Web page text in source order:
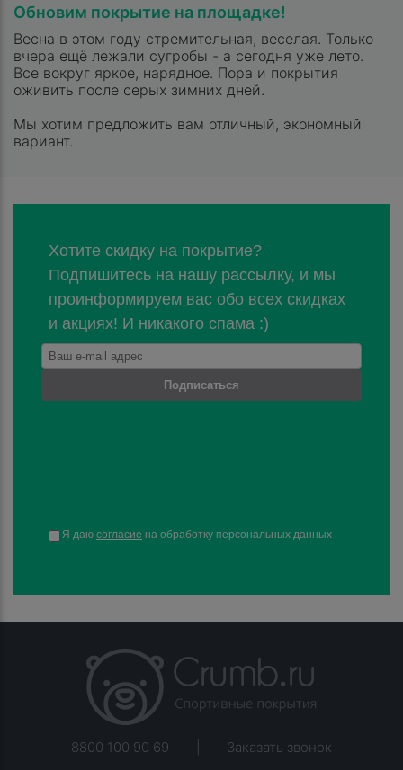
Обновим покрытие на площадке!
Весна в этом году стремительная, веселая. Только
вчера ещё лежали сугробы - а сегодня уже лето.
Все вокруг яркое, нарядное. Пора и покрытия
оживить после серых зимних дней.
Мы хотим предложить вам отличный, экономный
вариант.
Хотите скидку на покрытие?
Подпишитесь на нашу рассылку, и мы
проинформируем вас обо всех скидках
и акциях! И никакого спама :)
Подписаться
Я даю согласие на обработку персональных данных
8800 100 90 69 Заказать звонок